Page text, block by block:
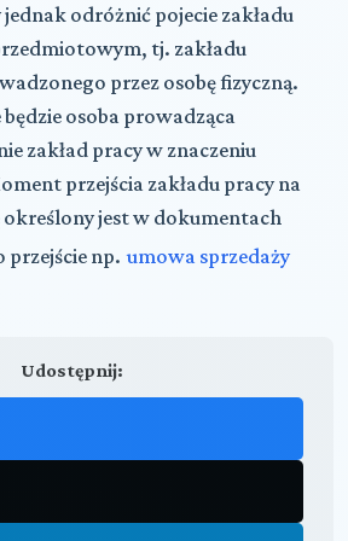
odróżnić pojecie zakładu
tj. zakładu
przez osobę fizyczną.
osoba prowadząca
zakład pracy w znaczeniu
przejścia zakładu pracy na
jest w dokumentach
np. umowa sprzedaży
Udostępnij: